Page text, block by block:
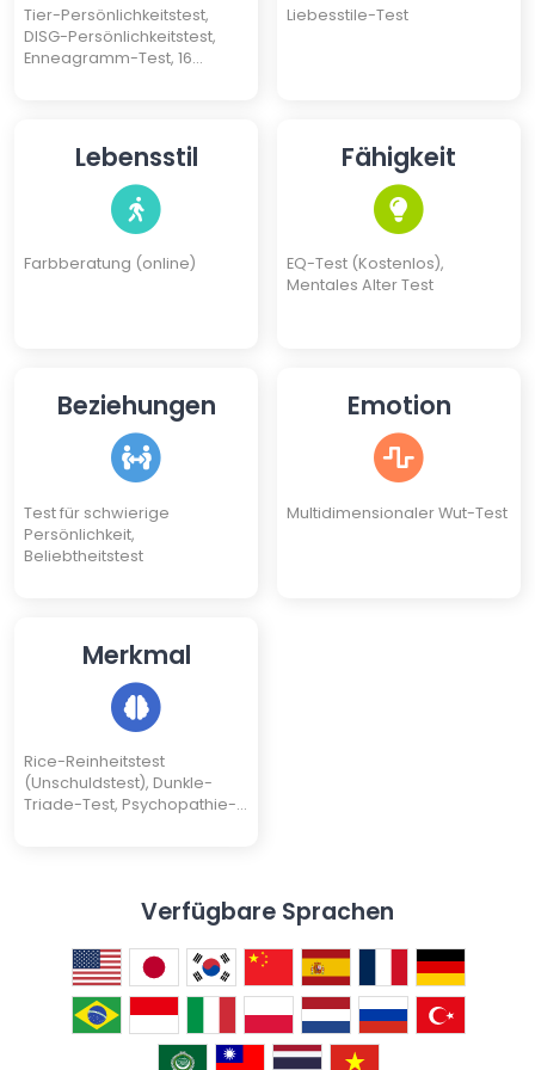
Tier-Persönlichkeitstest,
DISG-Persönlichkeitstest,
Enneagramm-Test, 16
Liebesstile-Test
Lebensstil
Farbberatung (online)
Fähigkeit
EQ-Test (Kostenlos),
Mentales Alter Test
Beziehungen
Test für schwierige
Persönlichkeit,
Beliebtheitstest
Emotion
Multidimensionaler Wut-Test
Merkmal
Rice-Reinheitstest
(Unschuldstest), Dunkle-
Triade-Test, Psychopathie-
Verfügbare Sprachen